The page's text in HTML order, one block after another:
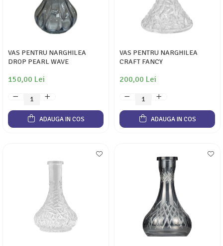
VAS PENTRU NARGHILEA
DROP PEARL WAVE
150,00 Lei
ADAUGA IN COS
VAS PENTRU NARGHILEA
CRAFT FANCY
200,00 Lei
ADAUGA IN COS